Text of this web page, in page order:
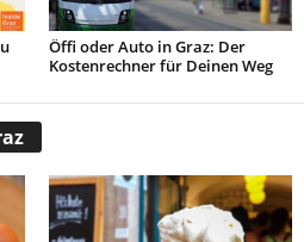
Öffi oder Auto in Graz: Der
Kostenrechner für Deinen Weg